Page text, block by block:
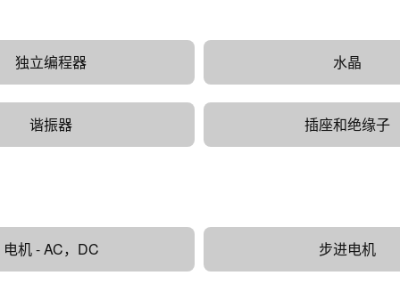
独立编程器 水晶
谐振器 插座和绝缘子
电机 - AC，DC 步进电机